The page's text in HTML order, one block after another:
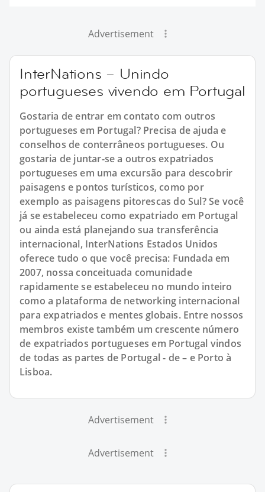
Advertisement
InterNations – Unindo
portugueses vivendo em Portugal
Gostaria de entrar em contato com outros
portugueses em Portugal? Precisa de ajuda e
conselhos de conterrâneos portugueses. Ou
gostaria de juntar-se a outros expatriados
portugueses em uma excursão para descobrir
paisagens e pontos turísticos, como por
exemplo as paisagens pitorescas do Sul? Se você
já se estabeleceu como expatriado em Portugal
ou ainda está planejando sua transferência
internacional, InterNations Estados Unidos
oferece tudo o que você precisa: Fundada em
2007, nossa conceituada comunidade
rapidamente se estabeleceu no mundo inteiro
como a plataforma de networking internacional
para expatriados e mentes globais. Entre nossos
membros existe também um crescente número
de expatriados portugueses em Portugal vindos
de todas as partes de Portugal - de – e Porto à
Lisboa.
Advertisement
Advertisement